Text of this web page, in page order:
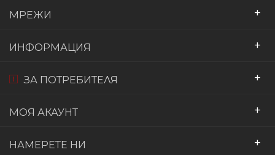
МРЕЖИ +
ИНФОРМАЦИЯ +
ЗА ПОТРЕБИТЕЛЯ +
МОЯ АКАУНТ +
НАМЕРЕТЕ НИ +